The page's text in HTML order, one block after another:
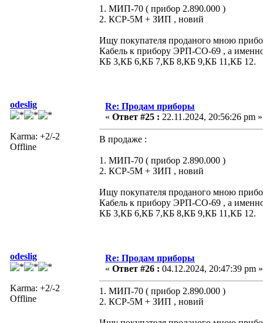
1. МИП-70 ( прибор 2.890.000 )
2. КСР-5М + ЗИП , новий
Ищу покупателя проданого мною
Кабель к прибору ЭРП-СО-69 , а
КБ 3,КБ 6,КБ 7,КБ 8,КБ 9,КБ 11,КБ 12.
odeslig
Karma: +2/-2
Offline
Re: Продам приборы
« Ответ #25 : 22.11.2024, 20:56:26 pm »
В продаже :
1. МИП-70 ( прибор 2.890.000 )
2. КСР-5М + ЗИП , новий
Ищу покупателя проданого мною
Кабель к прибору ЭРП-СО-69 , а
КБ 3,КБ 6,КБ 7,КБ 8,КБ 9,КБ 11,КБ 12.
odeslig
Karma: +2/-2
Offline
Re: Продам приборы
« Ответ #26 : 04.12.2024, 20:47:39 pm »
1. МИП-70 ( прибор 2.890.000 )
2. КСР-5М + ЗИП , новий